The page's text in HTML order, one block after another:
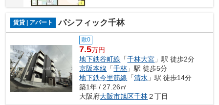
賃貸 | アパート パシフィック千林
敷0
7.5万円
地下鉄谷町線 「千林大宮 」駅 徒歩2分
京阪本線 「千林 」駅 徒歩5分
地下鉄今里筋線 「清水 」駅 徒歩14分
築1年 / 27.26㎡
大阪府大阪市旭区千林２丁目